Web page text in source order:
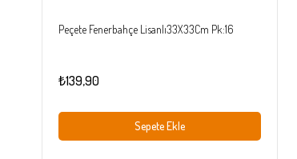
Peçete Fenerbahçe Lisanlı33X33Cm Pk:16
₺139,90
Sepete Ekle